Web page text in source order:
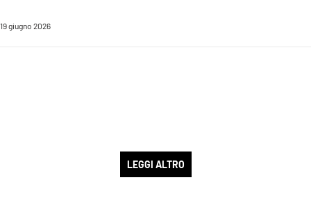
19 giugno 2026
LEGGI ALTRO